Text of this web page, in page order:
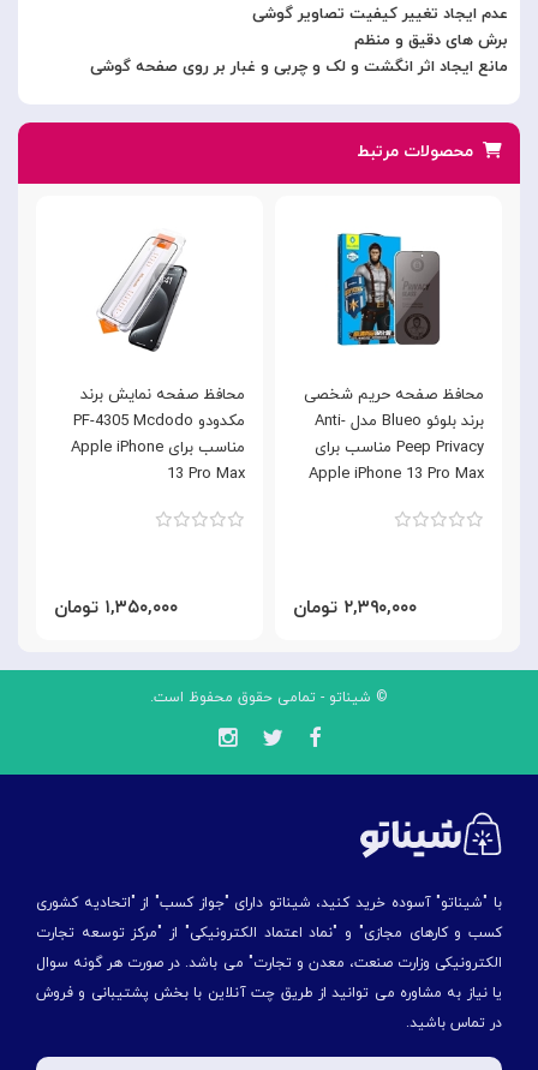
عدم ایجاد تغییر کیفیت تصاویر گوشی
برش های دقیق و منظم
مانع ایجاد اثر انگشت و لک و چربی و غبار بر روی صفحه گوشی
محصولات مرتبط
محافظ صفحه نمایش برند
مکدودو PF-4305 Mcdodo
مناسب برای Apple iPhone
13 Pro Max
۱,۳۵۰,۰۰۰ تومان
محافظ صفحه حریم شخصی
برند بلوئو Blueo مدل Anti-
Peep Privacy مناسب برای
Apple iPhone 13 Pro Max
۲,۳۹۰,۰۰۰ تومان
© شیناتو - تمامی حقوق محفوظ است.
با "شیناتو" آسوده خرید کنید، شیناتو دارای "جواز کسب" از "اتحادیه کشوری
کسب و کارهای مجازی" و "نماد اعتماد الکترونیکی" از "مركز توسعه تجارت
الكترونیكی وزارت صنعت، معدن و تجارت" می باشد. در صورت هر گونه سوال
یا نیاز به مشاوره می توانید از طریق چت آنلاین با بخش پشتیبانی و فروش
در تماس باشید.